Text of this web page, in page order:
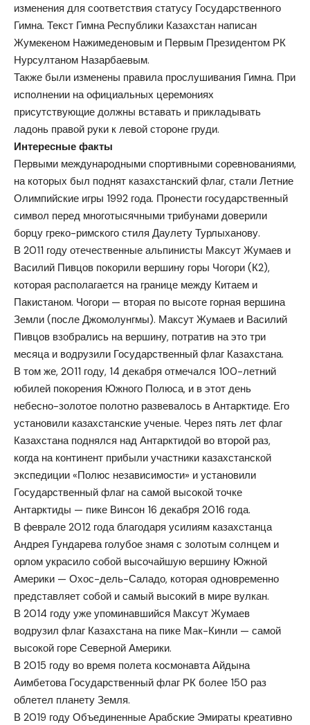
изменения для соответствия статусу Государственного
Гимна. Текст Гимна Республики Казахстан написан
Жумекеном Нажимеденовым и Первым Президентом РК
Нурсултаном Назарбаевым.
Также были изменены правила прослушивания Гимна. При
исполнении на официальных церемониях
присутствующие должны вставать и прикладывать
ладонь правой руки к левой стороне груди.
Интересные факты
Первыми международными спортивными соревнованиями,
на которых был поднят казахстанский флаг, стали Летние
Олимпийские игры 1992 года. Пронести государственный
символ перед многотысячными трибунами доверили
борцу греко-римского стиля Даулету Турлыханову.
В 2011 году отечественные альпинисты Максут Жумаев и
Василий Пивцов покорили вершину горы Чогори (К2),
которая располагается на границе между Китаем и
Пакистаном. Чогори — вторая по высоте горная вершина
Земли (после Джомолунгмы). Максут Жумаев и Василий
Пивцов взобрались на вершину, потратив на это три
месяца и водрузили Государственный флаг Казахстана.
В том же, 2011 году, 14 декабря отмечался 100-летний
юбилей покорения Южного Полюса, и в этот день
небесно-золотое полотно развевалось в Антарктиде. Его
установили казахстанские ученые. Через пять лет флаг
Казахстана поднялся над Антарктидой во второй раз,
когда на континент прибыли участники казахстанской
экспедиции «Полюс независимости» и установили
Государственный флаг на самой высокой точке
Антарктиды — пике Винсон 16 декабря 2016 года.
В феврале 2012 года благодаря усилиям казахстанца
Андрея Гундарева голубое знамя с золотым солнцем и
орлом украсило собой высочайшую вершину Южной
Америки — Охос-дель-Саладо, которая одновременно
представляет собой и самый высокий в мире вулкан.
В 2014 году уже упоминавшийся Максут Жумаев
водрузил флаг Казахстана на пике Мак-Кинли — самой
высокой горе Северной Америки.
В 2015 году во время полета космонавта Айдына
Аимбетова Государственный флаг РК более 150 раз
облетел планету Земля.
В 2019 году Объединенные Арабские Эмираты креативно